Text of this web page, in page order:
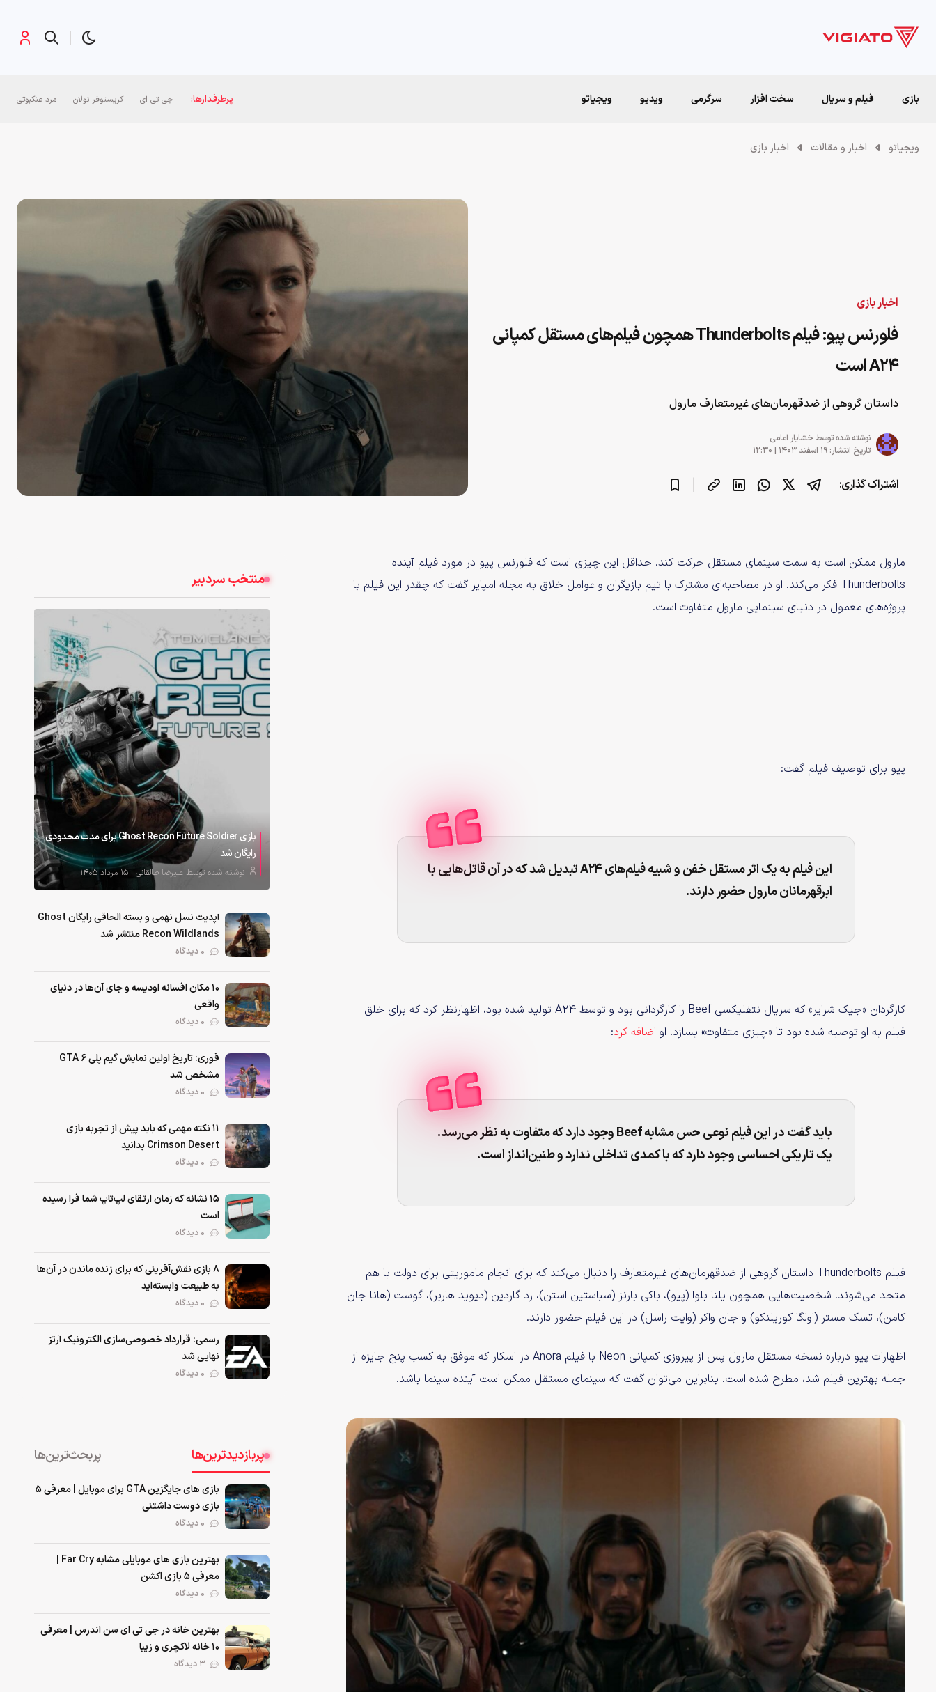
بازی فیلم و سریال سخت افزار سرگرمی ویدیو ویجیاتو پرطرفدارها: جی تی ای کریستوفر نولان مرد عنکبوتی
ویجیاتو اخبار و مقالات اخبار بازی
اخبار بازی
فلورنس پیو:‌ فیلم Thunderbolts همچون فیلم‌های مستقل کمپانی
A24 است
داستان گروهی از ضدقهرمان‌های غیرمتعارف مارول
نوشته شده توسط خشایار امامی
تاریخ انتشار: ۱۹ اسفند ۱۴۰۳ | ۱۲:۳۰
اشتراک گذاری:
منتخب سردبیر
بازی Ghost Recon Future Soldier برای مدت محدودی
رایگان شد
نوشته شده توسط علیرضا طالقانی | ۱۵ مرداد ۱۴۰۵
آپدیت نسل نهمی و بسته الحاقی رایگان Ghost
Recon Wildlands منتشر شد
۱۰ مکان افسانه اودیسه و جای آن‌ها در دنیای
واقعی
فوری: تاریخ اولین نمایش گیم پلی GTA 6
مشخص شد
۱۱ نکته‌ مهمی که باید پیش از تجربه بازی
Crimson Desert بدانید
۱۵ نشانه که زمان ارتقای لپ‌تاپ شما فرا رسیده
است
۸ بازی نقش‌آفرینی که برای زنده ماندن در آن‌ها
به طبیعت وابسته‌اید
رسمی: قرارداد خصوصی‌سازی الکترونیک آرتز
نهایی شد
پربازدیدترین‌ها پربحث‌ترین‌ها
بازی های جایگزین GTA برای موبایل | معرفی ۵
بازی دوست داشتنی
بهترین بازی‌ های موبایلی مشابه Far Cry |
معرفی ۵ بازی اکشن
بهترین خانه در جی تی ای سن اندرس | معرفی
۱۰ خانه لاکچری و زیبا
مارول ممکن است به سمت سینمای مستقل حرکت کند. حداقل این چیزی است که فلورنس پیو در مورد فیلم آینده
Thunderbolts فکر می‌کند. او در مصاحبه‌ای مشترک با تیم بازیگران و عوامل خلاق به مجله امپایر گفت که چقدر این فیلم با
پروژه‌های معمول در دنیای سینمایی مارول متفاوت است.
پیو برای توصیف فیلم گفت:
این فیلم به یک اثر مستقل خفن و شبیه فیلم‌های A24 تبدیل شد که در آن قاتل‌هایی با
ابرقهرمانان مارول حضور دارند.
کارگردان «جیک شرایر» که سریال نتفلیکسی Beef را کارگردانی بود و توسط A24 تولید شده بود، اظهارنظر کرد که برای خلق
فیلم به او توصیه شده بود تا «چیزی متفاوت» بسازد. او اضافه کرد:
باید گفت در این فیلم نوعی حس مشابه Beef وجود دارد که متفاوت به نظر می‌رسد.
یک تاریکی احساسی وجود دارد که با کمدی تداخلی ندارد و طنین‌انداز است.
فیلم Thunderbolts داستان گروهی از ضدقهرمان‌های غیرمتعارف را دنبال می‌کند که برای انجام ماموریتی برای دولت با هم
متحد می‌شوند. شخصیت‌هایی همچون یلنا بلوا (پیو)، باکی بارنز (سباستین استن)، رد گاردین (دیوید هاربر)، گوست (هانا جان
کامن)، تسک مستر (اولگا کوریلنکو) و جان واکر (وایت راسل) در این فیلم حضور دارند.
اظهارات پیو درباره نسخه مستقل مارول پس از پیروزی کمپانی Neon با فیلم Anora در اسکار که موفق به کسب پنج جایزه از
جمله بهترین فیلم شد، مطرح شده است. بنابراین می‌توان گفت که سینمای مستقل ممکن است آینده سینما باشد.